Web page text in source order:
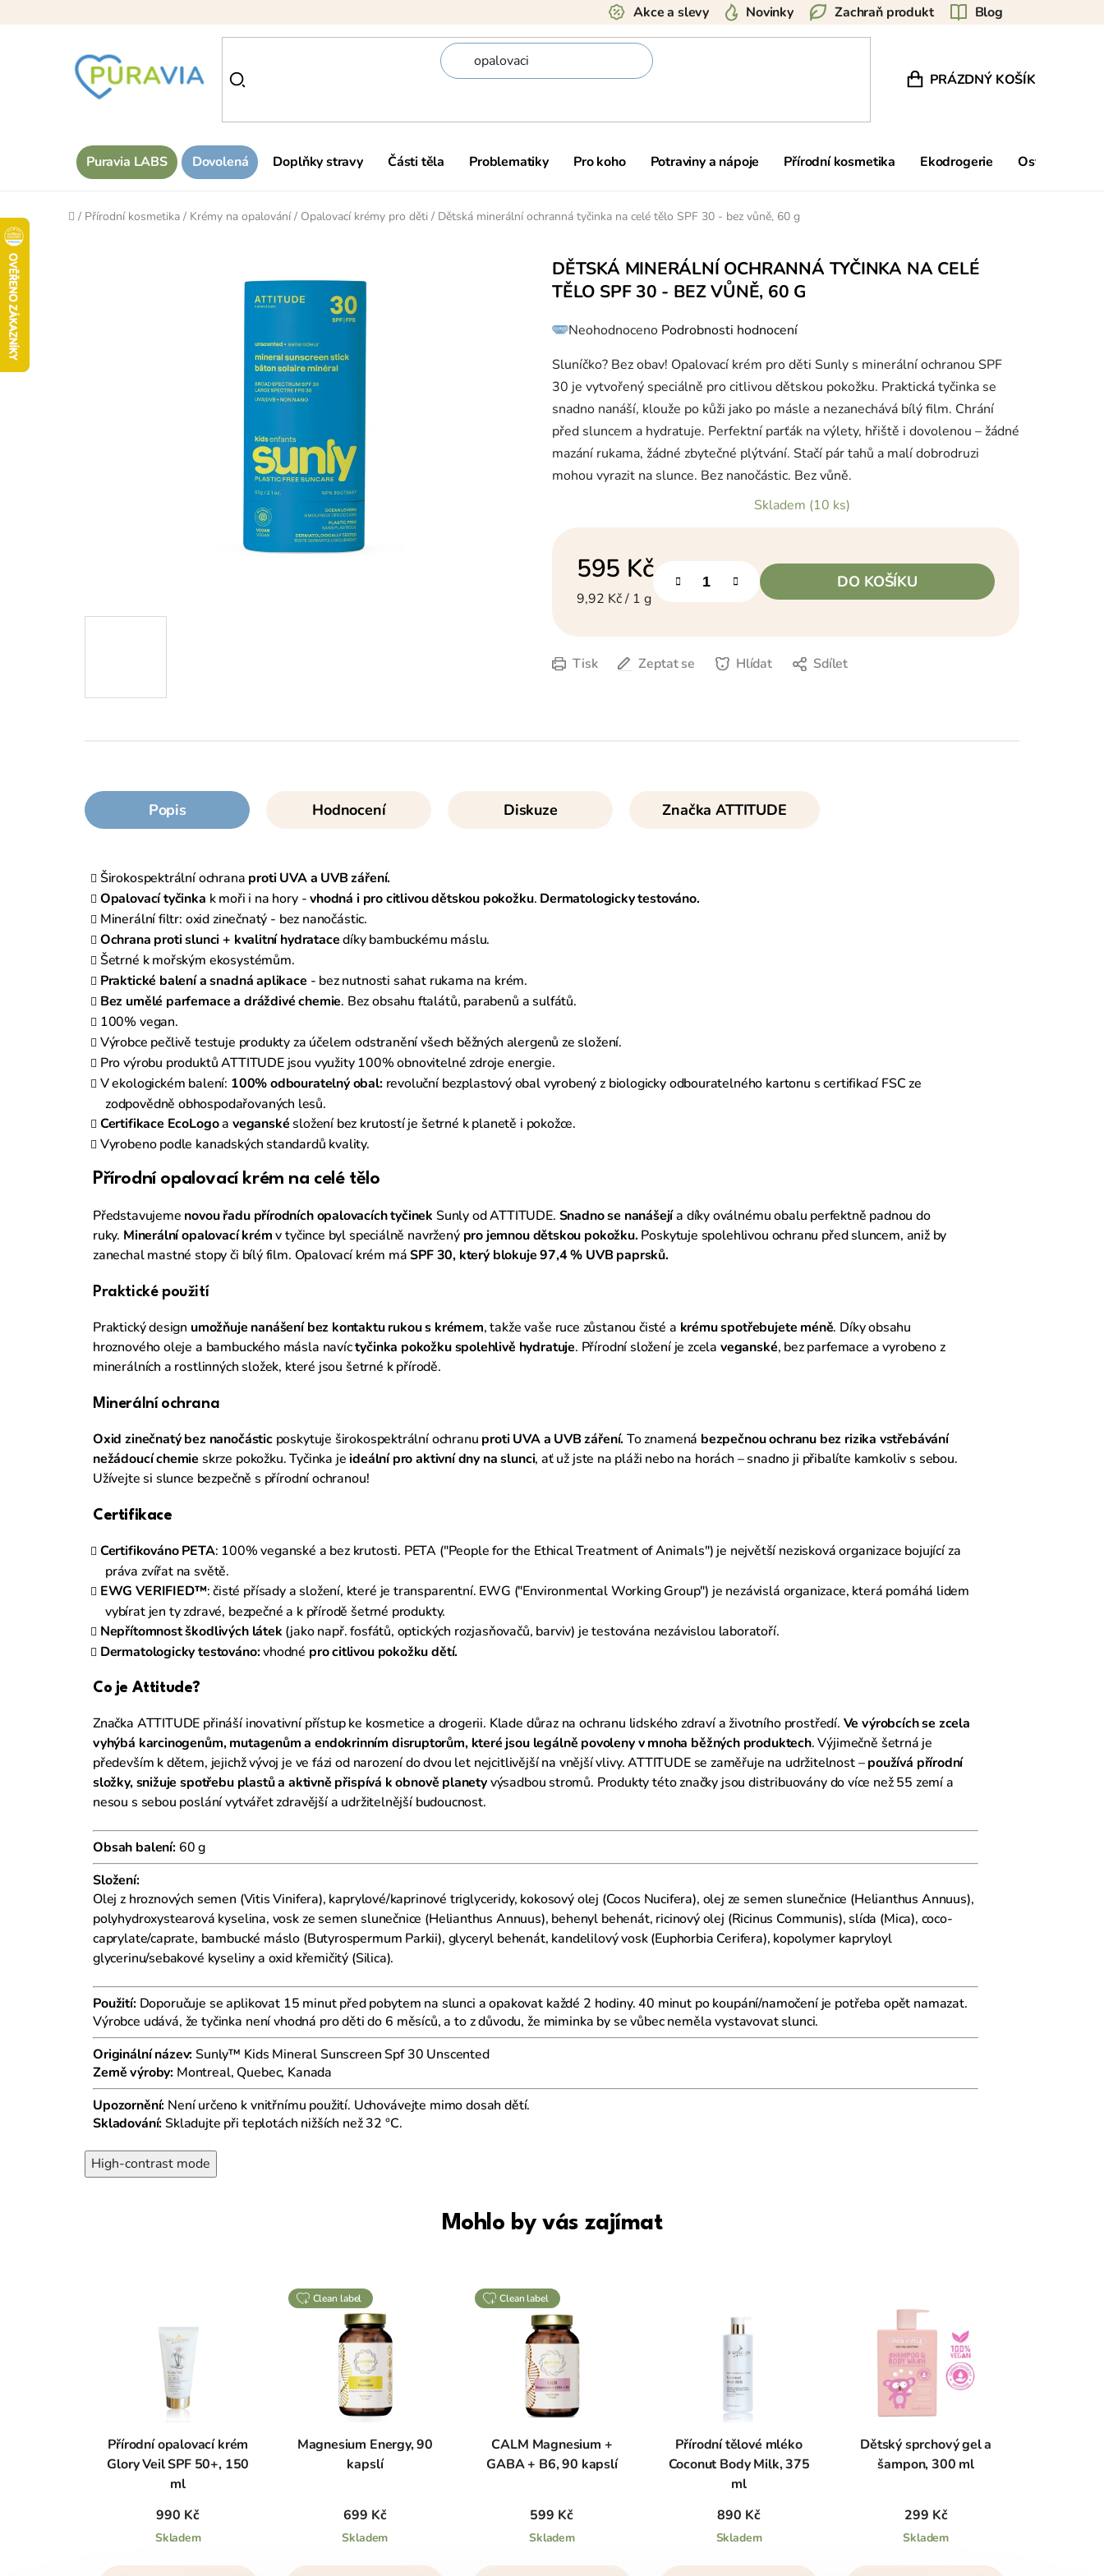
Blog
Zachraň produkt
Novinky
Akce a slevy
NÁKUPNÍ KOŠÍK
PRÁZDNÝ KOŠÍK
Puravia LABS Dovolená Doplňky stravy Části těla Problematiky Pro koho Potraviny a nápoje Přírodní kosmetika Ekodrogerie Ostatní
Domů
/ Přírodní kosmetika / Krémy na opalování / Opalovací krémy pro děti / Dětská minerální ochranná tyčinka na celé tělo SPF 30 - bez vůně, 60 g
DĚTSKÁ MINERÁLNÍ OCHRANNÁ TYČINKA NA CELÉ
TĚLO SPF 30 - BEZ VŮNĚ, 60 G
Průměrné
hodnocení
0,0
z
5
hvězdiček.
Neohodnoceno Podrobnosti hodnocení
Sluníčko? Bez obav! Opalovací krém pro děti Sunly s minerální ochranou SPF
30 je vytvořený speciálně pro citlivou dětskou pokožku. Praktická tyčinka se
snadno nanáší, klouže po kůži jako po másle a nezanechává bílý film. Chrání
před sluncem a hydratuje. Perfektní parťák na výlety, hřiště i dovolenou – žádné
mazání rukama, žádné zbytečné plýtvání. Stačí pár tahů a malí dobrodruzi
mohou vyrazit na slunce. Bez nanočástic. Bez vůně.
Skladem (10 ks)
595 Kč
Měrná cena:
9,92 Kč / 1 g
DO KOŠÍKU
Tisk Zeptat se Hlídat Sdílet
Popis Hodnocení Diskuze Značka ATTITUDE
Širokospektrální ochrana proti UVA a UVB záření.
Opalovací tyčinka k moři i na hory -vhodná i pro citlivou dětskou pokožku. Dermatologicky testováno.
Minerální filtr: oxid zinečnatý - bez nanočástic.
Ochrana proti slunci + kvalitní hydratacedíky bambuckému máslu.
Šetrné k mořským ekosystémům.
Praktické balení a snadná aplikace - bez nutnosti sahat rukama na krém.
Bez umělé parfemace a dráždivé chemie. Bez obsahu ftalátů, parabenů a sulfátů.
100% vegan.
Výrobce pečlivě testuje produkty za účelem odstranění všech běžných alergenů ze složení.
Pro výrobu produktů ATTITUDE jsou využity 100% obnovitelné zdroje energie.
V ekologickém balení: 100% odbouratelný obal: revoluční bezplastový obal vyrobený z biologicky odbouratelného kartonu s certifikací FSC ze
zodpovědně obhospodařovaných lesů.
Certifikace EcoLogoa veganskésložení bez krutostí je šetrné k planetě i pokožce.
Vyrobeno podle kanadských standardů kvality.
Přírodní opalovací krém na celé tělo
Představujeme novou řadu přírodních opalovacích tyčinek Sunly od ATTITUDE. Snadno se nanášejía díky oválnému obalu perfektně padnou do
ruky. Minerální opalovací krémv tyčince byl speciálně navržený pro jemnou dětskou pokožku.Poskytuje spolehlivou ochranu před sluncem, aniž by
zanechal mastné stopy či bílý film. Opalovací krém máSPF 30, který blokuje 97,4 % UVB paprsků.
Praktické použití
Praktický design umožňuje nanášení bez kontaktu rukou s krémem, takže vaše ruce zůstanou čisté a krému spotřebujete méně. Díky obsahu
hroznového oleje a bambuckého másla navíctyčinka pokožku spolehlivě hydratuje. Přírodní složení je zcela veganské, bez parfemace a vyrobeno z
minerálních a rostlinných složek, které jsou šetrné k přírodě.
Minerální ochrana
Oxid zinečnatý bez nanočásticposkytuje širokospektrální ochranu proti UVA a UVB záření.To znamená bezpečnou ochranu bez rizika vstřebávání
nežádoucí chemie skrze pokožku. Tyčinka jeideální pro aktivní dny na slunci, ať už jste na pláži nebo na horách – snadno ji přibalíte kamkoliv s sebou.
Užívejte si slunce bezpečně s přírodní ochranou!
Certifikace
Certifikováno PETA: 100% veganské a bez krutosti. PETA ("People for the Ethical Treatment of Animals") je největší nezisková organizace bojující za
práva zvířat na světě.
EWG VERIFIED™: čisté přísady a složení, které je transparentní. EWG ("Environmental Working Group") je nezávislá organizace, která pomáhá lidem
vybírat jen ty zdravé, bezpečné a k přírodě šetrné produkty.
Nepřítomnost škodlivých látek (jako např. fosfátů, optických rozjasňovačů, barviv) je testována nezávislou laboratoří.
Dermatologicky testováno:vhodné pro citlivou pokožku dětí.
Co je Attitude?
Značka ATTITUDE přináší inovativní přístup ke kosmetice a drogerii. Klade důraz na ochranu lidského zdraví a životního prostředí. Ve výrobcích se zcela
vyhýbá karcinogenům, mutagenům a endokrinním disruptorům, které jsou legálně povoleny v mnoha běžných produktech. Výjimečně šetrná je
především k dětem, jejichž vývoj je ve fázi od narození do dvou let nejcitlivější na vnější vlivy. ATTITUDE se zaměřuje na udržitelnost –používá přírodní
složky, snižuje spotřebu plastů a aktivně přispívá k obnově planetyvýsadbou stromů. Produkty této značky jsou distribuovány do více než 55 zemí a
nesou s sebou poslání vytvářet zdravější a udržitelnější budoucnost.
Obsah balení:60 g
Složení:
Olej z hroznových semen (Vitis Vinifera), kaprylové/kaprinové triglyceridy, kokosový olej (Cocos Nucifera), olej ze semen slunečnice (Helianthus Annuus),
polyhydroxystearová kyselina, vosk ze semen slunečnice (Helianthus Annuus), behenyl behenát, ricinový olej (Ricinus Communis), slída (Mica), coco-
caprylate/caprate, bambucké máslo (Butyrospermum Parkii), glyceryl behenát, kandelilový vosk (Euphorbia Cerifera), kopolymer kapryloyl
glycerinu/sebakové kyseliny a oxid křemičitý (Silica).
Použití:Doporučuje se aplikovat 15 minut před pobytem na slunci a opakovat každé 2 hodiny. 40 minut po koupání/namočení je potřeba opět namazat.
Výrobce udává, že tyčinka není vhodná pro děti do 6 měsíců, a to z důvodu, že miminka by se vůbec neměla vystavovat slunci.
Originální název:Sunly™ Kids Mineral Sunscreen Spf 30 Unscented
Země výroby: Montreal, Quebec, Kanada
Upozornění: Není určeno k vnitřnímu použití. Uchovávejte mimo dosah dětí.
Skladování:Skladujte při teplotách nižších než 32 °C.
High-contrast mode
Mohlo by vás zajímat
Přírodní opalovací krém
Glory Veil SPF 50+, 150
ml
990 Kč
Skladem
clean label
Magnesium Energy, 90
kapslí
699 Kč
Skladem
clean label
CALM Magnesium +
GABA + B6, 90 kapslí
599 Kč
Skladem
Přírodní tělové mléko
Coconut Body Milk, 375
ml
890 Kč
Skladem
Dětský sprchový gel a
šampon, 300 ml
299 Kč
Skladem